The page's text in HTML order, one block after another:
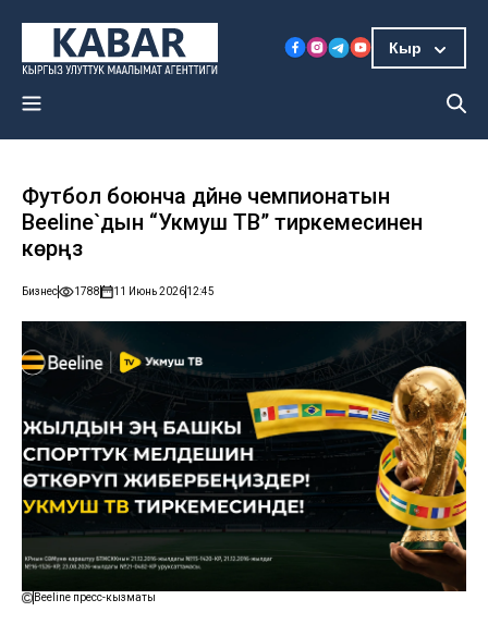
Кыр
Футбол боюнча дүйнө чемпионатын
Beeline`дын “Укмуш ТВ” тиркемесинен
көрүңүз
Бизнес 1788 11 Июнь 202612:45
Beeline пресс-кызматы